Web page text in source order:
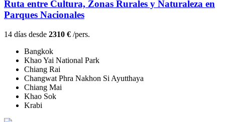
Ruta entre Cultura, Zonas Rurales y Naturaleza en
Parques Nacionales
14 días desde 2310 € /pers.
Bangkok
Khao Yai National Park
Chiang Rai
Changwat Phra Nakhon Si Ayutthaya
Chiang Mai
Khao Sok
Krabi